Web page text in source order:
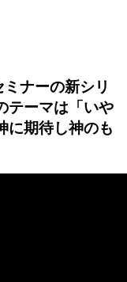
ナーの新シリ
テーマは「いや
に期待し神のも